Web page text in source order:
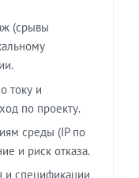
(срывы
току и
по проекту.
среды (IP по
и риск отказа.
и спецификации